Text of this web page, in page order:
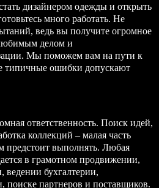
дизайнером одежды и открыть
много работать. Не
ведь вы получите огромное
делом и
Мы поможем вам на пути к
типичные ошибки допускают
ответственность. Поиск идей,
коллекций – малая часть
предстоит выполнять. Любая
в грамотном продвижении,
ведении бухгалтерии,
поиске партнеров и поставщиков.